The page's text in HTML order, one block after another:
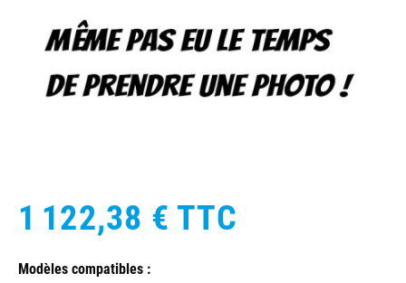
1 122,38 € TTC
Modèles compatibles :